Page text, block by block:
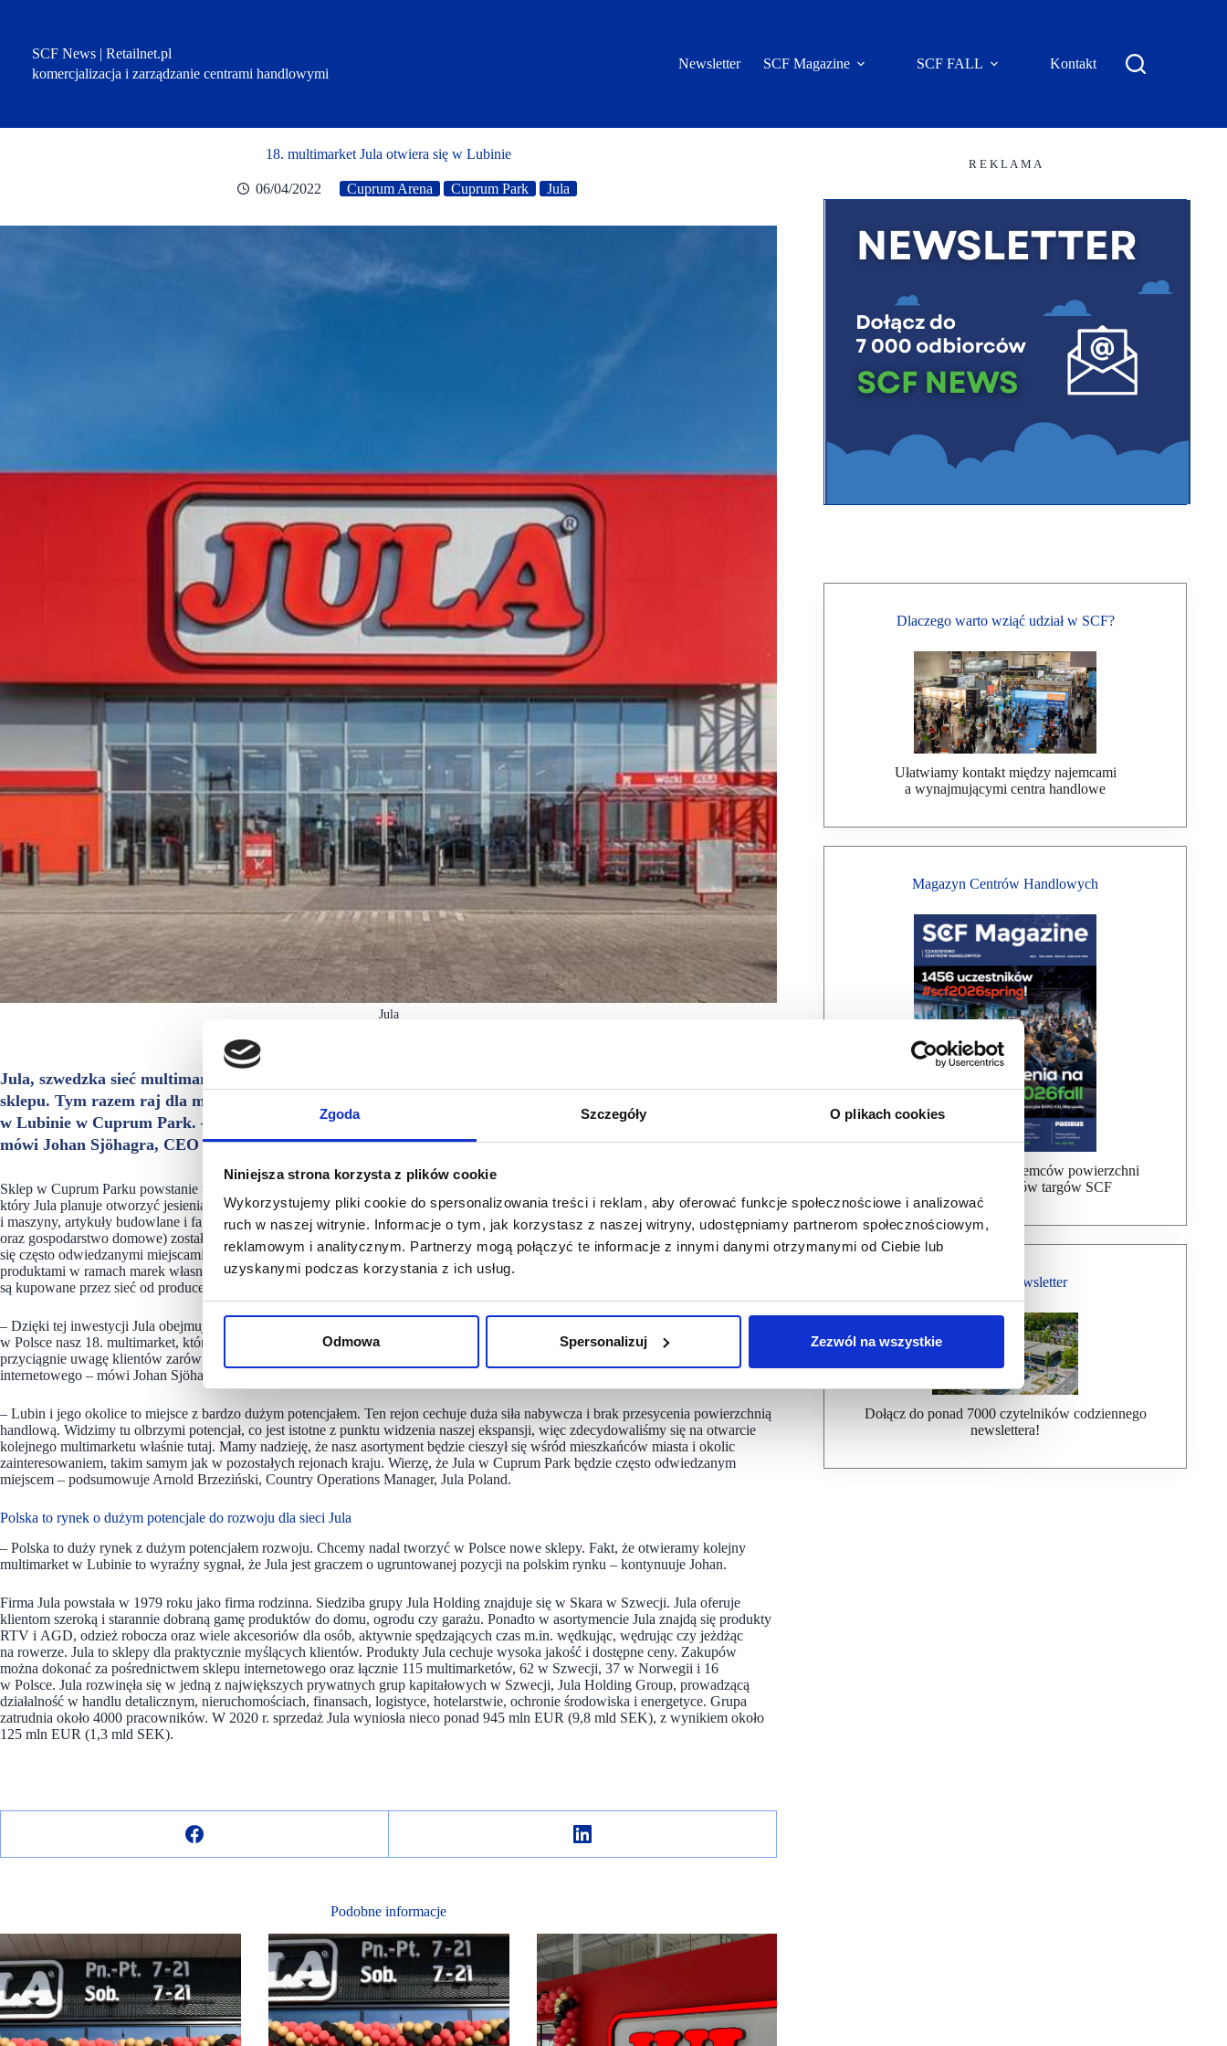
Zgoda Szczegóły O plikach cookies
Niniejsza strona korzysta z plików cookie
Wykorzystujemy pliki cookie do spersonalizowania treści i reklam, aby oferować funkcje społecznościowe i analizować
ruch w naszej witrynie. Informacje o tym, jak korzystasz z naszej witryny, udostępniamy partnerom społecznościowym,
reklamowym i analitycznym. Partnerzy mogą połączyć te informacje z innymi danymi otrzymanymi od Ciebie lub
uzyskanymi podczas korzystania z ich usług.
Odmowa Spersonalizuj Zezwól na wszystkie
SCF News | Retailnet.pl
komercjalizacja i zarządzanie centrami handlowymi
Newsletter SCF Magazine SCF FALL Kontakt
18. multimarket Jula otwiera się w Lubinie
06/04/2022 Cuprum Arena Cuprum Park Jula
Jula
Jula, szwedzka sieć multimarketów, planuje jesienią jeszcze jedno (poza Częstochową i Toruniem) otwarcie
sklepu. Tym razem raj dla majsterkowiczów, profesjonalistów i wszystkich osób aktywnych powstanie
w Lubinie w Cuprum Park. – Jesteśmy w Polsce długoterminowo i nadal inwestujemy na polskim rynku –
mówi Johan Sjöhagra, CEO Jula AB.
Sklep w Cuprum Parku powstanie tuż przy istniejącym kompleksie handlowym i Galerii Cuprum Arena. Będzie to trzeci sklep,
który Jula planuje otworzyć jesienią tego roku w Polce. Koncept multimarketu, w którym jest 8 odrębnych działów (narzędzia
i maszyny, artykuły budowlane i farby, elektryka i oświetlenie, odzież i artykuły BHP, ogród, wypoczynek, motoryzacja
oraz gospodarstwo domowe) został ciepło przyjęty przez polskich klientów. Jula posiada już 16 sklepów na terenie kraju, które stały
się często odwiedzanymi miejscami zakupowymi Polaków. Znaczenia ma na pewno fakt, że Jula szczyci się starannie dobranymi
produktami w ramach marek własnych, niedostępnych w innych sklepach. Co warte podkreślenia, produkty dostępne w Jula,
są kupowane przez sieć od producentów bez pośredników, co przekłada się na ich atrakcyjne ceny.
– Dzięki tej inwestycji Jula obejmuje kolejną ważną część zachodnich regionów kraju. Będzie nam niezmiernie miło otworzyć
w Polsce nasz 18. multimarket, który zaoferuje mieszkańcom Lubina i okolic produkty DIY. Jesteśmy przekonani, że nasza oferta
przyciągnie uwagę klientów zarówno pod względem zakupów w samym sklepie, jak i za pośrednictwem naszego sklepu
internetowego – mówi Johan Sjöhagra, CEO Jula AB.
– Lubin i jego okolice to miejsce z bardzo dużym potencjałem. Ten rejon cechuje duża siła nabywcza i brak przesycenia powierzchnią
handlową. Widzimy tu olbrzymi potencjał, co jest istotne z punktu widzenia naszej ekspansji, więc zdecydowaliśmy się na otwarcie
kolejnego multimarketu właśnie tutaj. Mamy nadzieję, że nasz asortyment będzie cieszył się wśród mieszkańców miasta i okolic
zainteresowaniem, takim samym jak w pozostałych rejonach kraju. Wierzę, że Jula w Cuprum Park będzie często odwiedzanym
miejscem – podsumowuje Arnold Brzeziński, Country Operations Manager, Jula Poland.
Polska to rynek o dużym potencjale do rozwoju dla sieci Jula
– Polska to duży rynek z dużym potencjałem rozwoju. Chcemy nadal tworzyć w Polsce nowe sklepy. Fakt, że otwieramy kolejny
multimarket w Lubinie to wyraźny sygnał, że Jula jest graczem o ugruntowanej pozycji na polskim rynku – kontynuuje Johan.
Firma Jula powstała w 1979 roku jako firma rodzinna. Siedziba grupy Jula Holding znajduje się w Skara w Szwecji. Jula oferuje
klientom szeroką i starannie dobraną gamę produktów do domu, ogrodu czy garażu. Ponadto w asortymencie Jula znajdą się produkty
RTV i AGD, odzież robocza oraz wiele akcesoriów dla osób, aktywnie spędzających czas m.in. wędkując, wędrując czy jeżdżąc
na rowerze. Jula to sklepy dla praktycznie myślących klientów. Produkty Jula cechuje wysoka jakość i dostępne ceny. Zakupów
można dokonać za pośrednictwem sklepu internetowego oraz łącznie 115 multimarketów, 62 w Szwecji, 37 w Norwegii i 16
w Polsce. Jula rozwinęła się w jedną z największych prywatnych grup kapitałowych w Szwecji, Jula Holding Group, prowadzącą
działalność w handlu detalicznym, nieruchomościach, finansach, logistyce, hotelarstwie, ochronie środowiska i energetyce. Grupa
zatrudnia około 4000 pracowników. W 2020 r. sprzedaż Jula wyniosła nieco ponad 945 mln EUR (9,8 mld SEK), z wynikiem około
125 mln EUR (1,3 mld SEK).
Podobne informacje
R E K L A M A
Dlaczego warto wziąć udział w SCF?
Ułatwiamy kontakt między najemcami
a wynajmującymi centra handlowe
Magazyn Centrów Handlowych
Bezpłatna wysyłka dla najemców powierzchni
handlowej, uczestników targów SCF
Bezpłatny Newsletter
Dołącz do ponad 7000 czytelników codziennego
newslettera!